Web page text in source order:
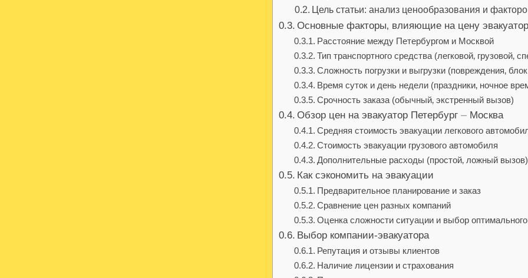
Цель статьи: анализ ценообразования и
Основные факторы‚ влияющие на цену
Расстояние между Петербургом и Москвой
Тип транспортного средства (легковой‚ грузовой‚
Сложность погрузки и выгрузки (повреждения‚
Время суток и день недели (праздники‚ ночное
Срочность заказа (обычный‚ экстренный вызов)
Обзор цен на эвакуатор Петербург ⏤ Москва
Средняя стоимость эвакуации легкового
Стоимость эвакуации грузового автомобиля
Дополнительные расходы (простой‚ ложный вызов)
Как сэкономить на эвакуации
Предварительное планирование и заказ
Сравнение цен разных компаний
Оценка сложности ситуации и выбор оптимального
Выбор компании-эвакуатора
Репутация и отзывы клиентов
Наличие лицензии и страхования